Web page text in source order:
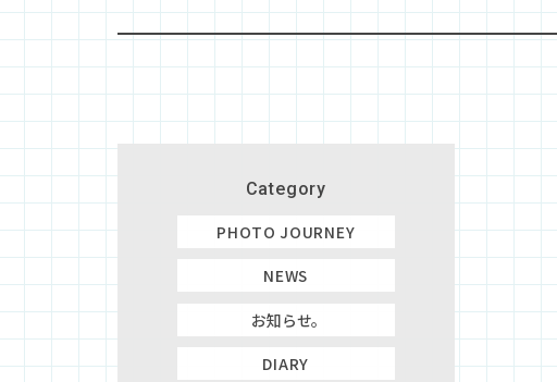
Category
PHOTO JOURNEY
NEWS
お知らせ。
DIARY